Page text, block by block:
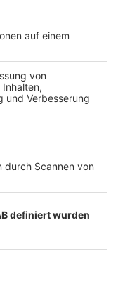
Impressum